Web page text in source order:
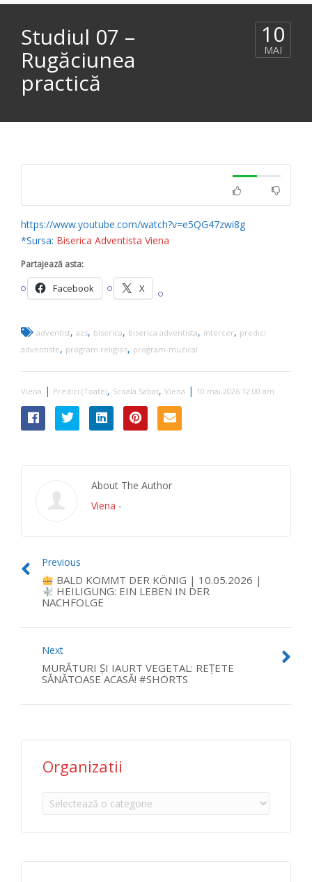
Studiul 07 –
Rugăciunea
practică
10
MAI
https://www.youtube.com/watch?v=e5QG47zwi8g
*Sursa: Biserica Adventista Viena
Partajează asta:
Facebook X
adventist, azs, biserica, biserica adventista, intercer, predici
adventiste, program religios, program-muzical
Viena | Predici (Toate), Scoala Sabat, Viena | 10 mai 2026 12:00 am
About The Author
Viena -
Previous
BALD KOMMT DER KÖNIG | 10.05.2026 |
HEILIGUNG: EIN LEBEN IN DER
NACHFOLGE
Next
MURĂTURI ȘI IAURT VEGETAL: REȚETE
SĂNĂTOASE ACASĂ! #SHORTS
Organizatii
Organizatii